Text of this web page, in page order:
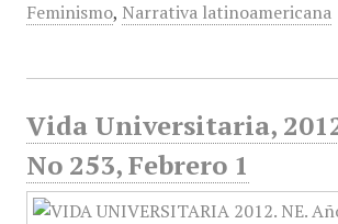
Feminismo, Narrativa latinoamericana
Vida Universitaria,
No 253, Febrero 1